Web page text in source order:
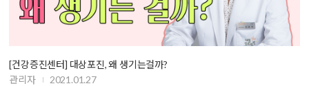
[건강증진센터] 대상포진, 왜 생기는걸까?
관리자
2021.01.27